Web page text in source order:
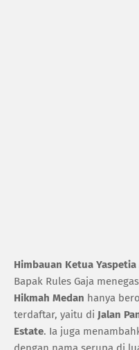
Himbauan Ketua Yaspetia
Bapak Rules Gaja
Hikmah Medan hanya
terdaftar, yaitu di Jalan
Estate. Ia juga